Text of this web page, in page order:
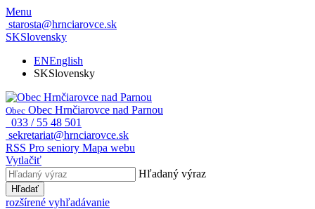
Menu
starosta@hrnciarovce.sk
SKSlovensky
ENEnglish
SKSlovensky
Obec Obec Hrnčiarovce nad Parnou
033 / 55 48 501
sekretariat@hrnciarovce.sk
RSS Pro seniory Mapa webu
Vytlačiť
Hľadaný výraz
Hľadať
rozšírené vyhľadávanie